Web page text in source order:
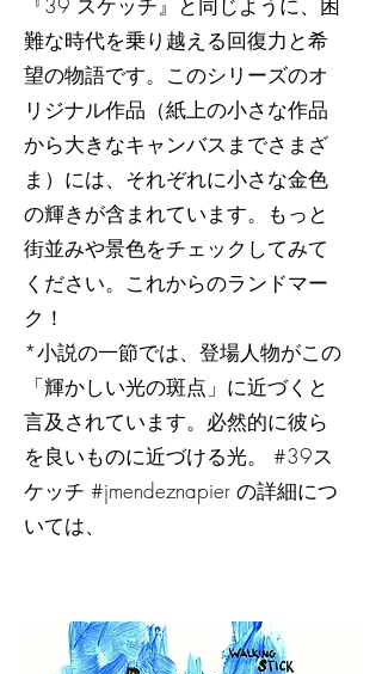
難な時代を乗り越える回復力と希
望の物語です。このシリーズのオ
リジナル作品（紙上の小さな作品
から大きなキャンバスまでさまざ
ま）には、それぞれに小さな金色
の輝きが含まれています。もっと
街並みや景色をチェックしてみて
ください。これからのランドマー
ク！
*小説の一節では、登場人物がこの
「輝かしい光の斑点」に近づくと
言及されています。必然的に彼ら
を良いものに近づける光。 #39ス
ケッチ #jmendeznapier の詳細につ
いては、